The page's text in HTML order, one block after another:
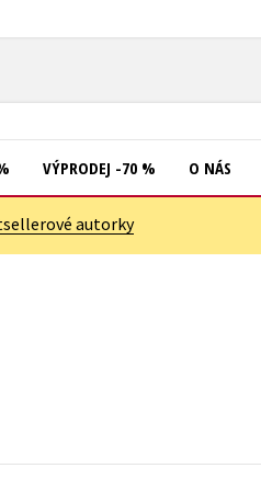
VÝPRODEJ -70 % O NÁS
autorky